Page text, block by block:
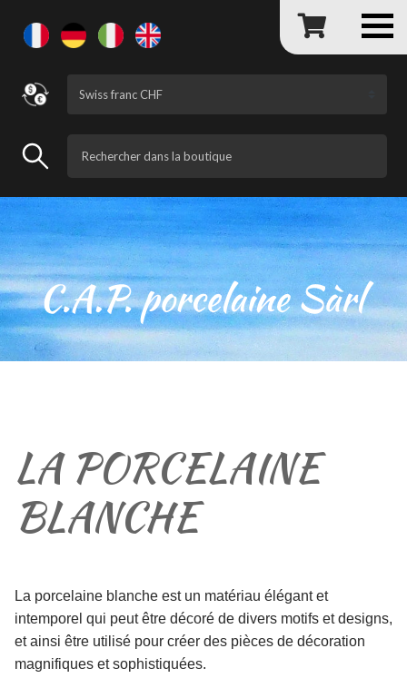
LA PORCELAINE
BLANCHE
La porcelaine blanche est un matériau élégant et
intemporel qui peut être décoré de divers motifs et designs,
et ainsi être utilisé pour créer des pièces de décoration
magnifiques et sophistiquées.